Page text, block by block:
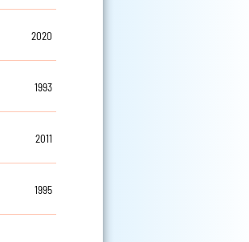
2020
1993
2011
1995